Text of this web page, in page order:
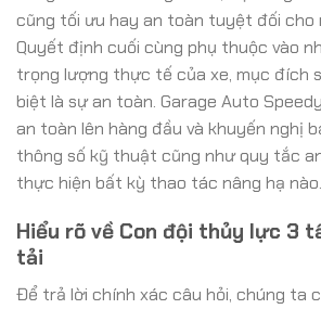
cũng tối ưu hay an toàn tuyệt đối cho
Quyết định cuối cùng phụ thuộc vào
trọng lượng thực tế của xe, mục đích
biệt là sự an toàn. Garage Auto
an toàn lên hàng đầu và khuyến nghị
thông số kỹ thuật cũng như quy tắc
thực hiện bất kỳ thao tác nâng hạ nào.
Hiểu rõ về Con đội thủy lực 3
tải
Để trả lời chính xác câu hỏi, chúng ta